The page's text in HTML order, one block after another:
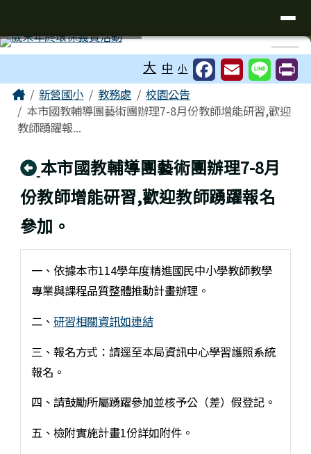
⏸
大 中 小
主內容區域
Home新營國小 教務處
校園公告
本市國教輔導團藝術團辦理7-8月份教師增能研習,歡迎
教師踴躍報...
回上頁
本市國教輔導團藝術團辦理7-8月
份教師增能研習,歡迎教師踴躍報名
參加。
一、依據本市114學年度精進國民中小學教師教學
專業與課程品質整體推動計畫辦理。
二、 研習相關資訊如連結
三、報名方式：請逕至本局資訊中心學習護照系統
報名。
四、請鼓勵所屬踴躍參加並核予公（差）假登記。
五、檢附實施計畫1份詳如附件。
頁尾區域